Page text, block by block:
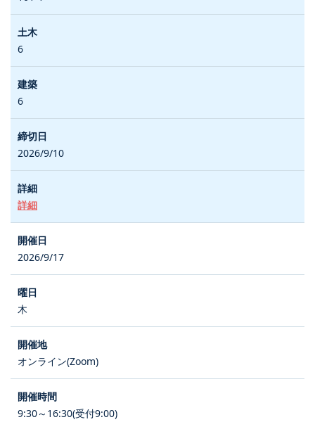
6
6
2026/9/10
詳細
2026/9/17
木
オンライン(Zoom)
9:30～16:30(受付9:00)